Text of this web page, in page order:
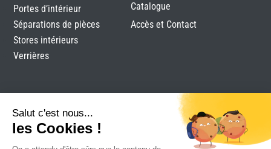
Portes d’intérieur
Séparations de pièces
Stores intérieurs
Verrières
Catalogue
Accès et Contact
Salut c'est nous...
les Cookies !